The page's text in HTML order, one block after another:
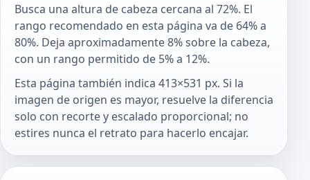
Busca una altura de cabeza cercana al 72%. El
rango recomendado en esta página va de 64% a
80%. Deja aproximadamente 8% sobre la cabeza,
con un rango permitido de 5% a 12%.
Esta página también indica 413×531 px. Si la
imagen de origen es mayor, resuelve la diferencia
solo con recorte y escalado proporcional; no
estires nunca el retrato para hacerlo encajar.